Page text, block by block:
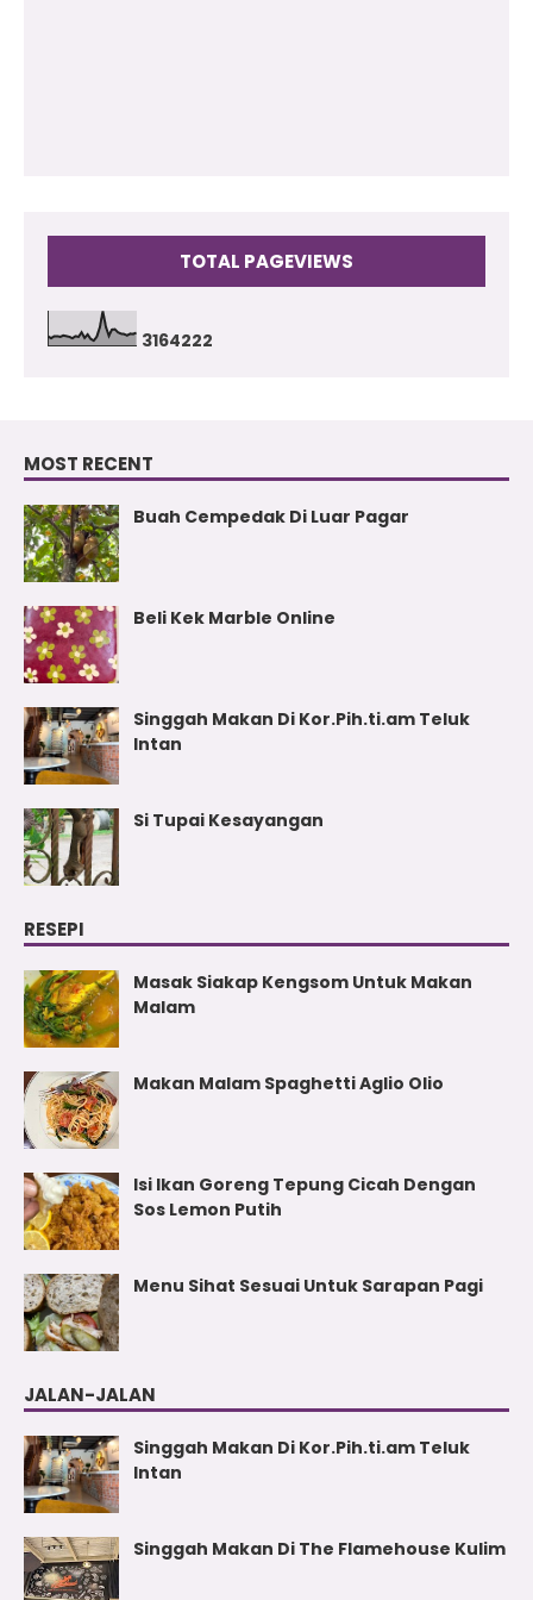
TOTAL PAGEVIEWS
3164222
MOST RECENT
Buah Cempedak Di Luar Pagar
Beli Kek Marble Online
Singgah Makan Di Kor.Pih.ti.am Teluk
Intan
Si Tupai Kesayangan
RESEPI
Masak Siakap Kengsom Untuk Makan
Malam
Makan Malam Spaghetti Aglio Olio
Isi Ikan Goreng Tepung Cicah Dengan
Sos Lemon Putih
Menu Sihat Sesuai Untuk Sarapan Pagi
JALAN-JALAN
Singgah Makan Di Kor.Pih.ti.am Teluk
Intan
Singgah Makan Di The Flamehouse Kulim